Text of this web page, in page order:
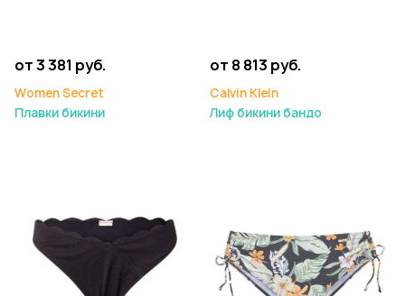
от 3 381 руб.
Women Secret
Плавки бикини
от 8 813 руб.
Calvin Klein
Лиф бикини бандо